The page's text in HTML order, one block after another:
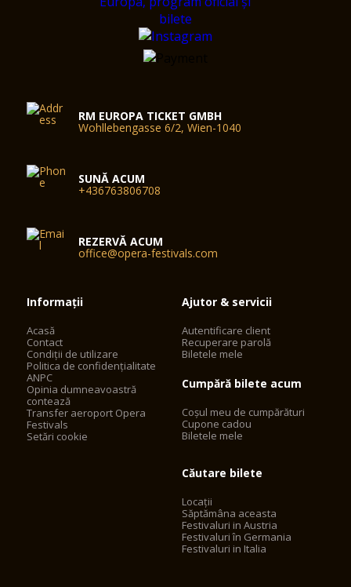
RM EUROPA TICKET GMBH
Wohllebengasse 6/2, Wien-1040
SUNĂ ACUM
+436763806708
REZERVĂ ACUM
office@opera-festivals.com
Informații
Acasă
Contact
Condiții de utilizare
Politica de confidențialitate
ANPC
Opinia dumneavoastră
contează
Transfer aeroport Opera
Festivals
Setări cookie
Ajutor & servicii
Autentificare client
Recuperare parolă
Biletele mele
Cumpără bilete acum
Coșul meu de cumpărături
Cupone cadou
Biletele mele
Căutare bilete
Locații
Săptămâna aceasta
Festivaluri in Austria
Festivaluri în Germania
Festivaluri in Italia